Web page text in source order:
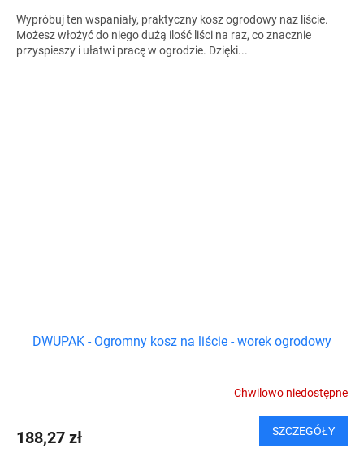
Wypróbuj ten wspaniały, praktyczny kosz ogrodowy naz liście.
Możesz włożyć do niego dużą ilość liści na raz, co znacznie
przyspieszy i ułatwi pracę w ogrodzie. Dzięki...
DWUPAK - Ogromny kosz na liście - worek ogrodowy
Chwilowo niedostępne
188,27 zł SZCZEGÓŁY